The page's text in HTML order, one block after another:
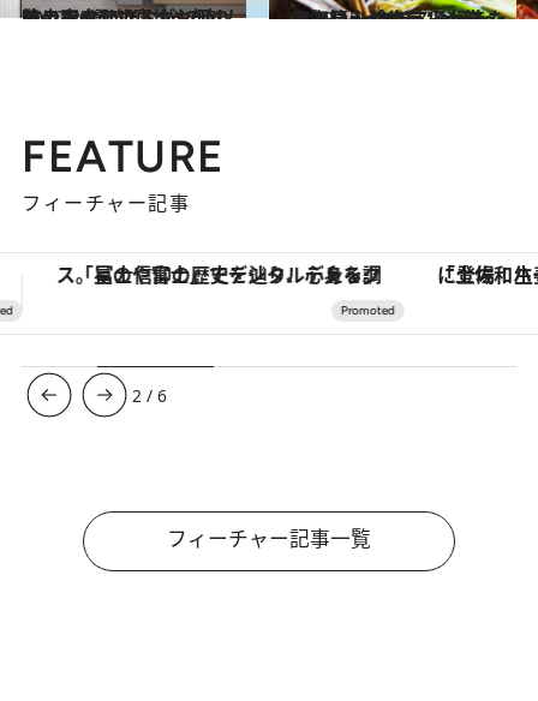
2020.2.8
チェックアウトが12時以降の宿6選 朝寝坊や朝の散歩で幸せです
旅＆お出かけ 2022.1.24
お気に入りホテル大賞～東海篇～ 今年こそ行きたい “Happyな宿” へ
旅＆お出かけ
FEATURE
フィーチャー記事
「土佐和ハーブかき氷」がOMO7高知に登場！生姜、山椒、大葉など目にも舌にも涼を呼ぶ郷土の味
3 /6
フィーチャー記事一覧